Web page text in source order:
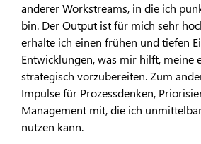
anderer Workstreams, in die ich
bin. Der Output ist für mich sehr
erhalte ich einen frühen und tiefen
Entwicklungen, was mir hilft, meine
strategisch vorzubereiten. Zum
Impulse für Prozessdenken,
Management mit, die ich
nutzen kann.